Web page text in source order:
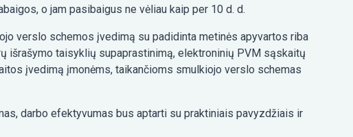
o jam pasibaigus ne vėliau kaip per 10 d. d.
verslo schemos įvedimą su padidinta metinės apyvartos riba
išrašymo taisyklių supaprastinimą, elektroninių PVM sąskaitų
įvedimą įmonėms, taikančioms smulkiojo verslo schemas
darbo efektyvumas bus aptarti su praktiniais pavyzdžiais ir